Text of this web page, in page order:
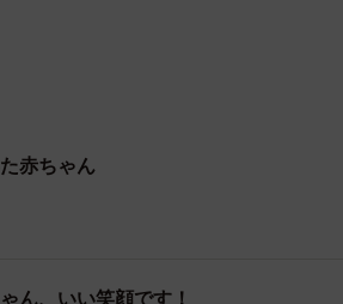
赤ちゃん
ん、いい笑顔です！